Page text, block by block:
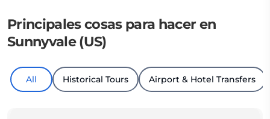
Principales cosas para hacer en
Sunnyvale (US)
All Historical Tours Airport & Hotel Transfers